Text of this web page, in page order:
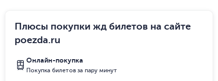
Плюсы покупки жд билетов на сайте
poezda.ru
Онлайн-покупка
Покупка билетов за пару минут